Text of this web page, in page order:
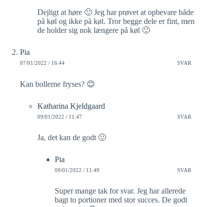
Dejligt at høre 🙂 Jeg har prøvet at opbevare både
på køl og ikke på køl. Tror begge dele er fint, men
de holder sig nok længere på køl 🙂
Pia
07/01/2022 / 16:44 SVAR
Kan bollerne fryses? 😊
Katharina Kjeldgaard
09/01/2022 / 11:47 SVAR
Ja, det kan de godt 🙂
Pia
09/01/2022 / 11:49 SVAR
Super mange tak for svar. Jeg har allerede
bagt to portioner med stor succes. De godt